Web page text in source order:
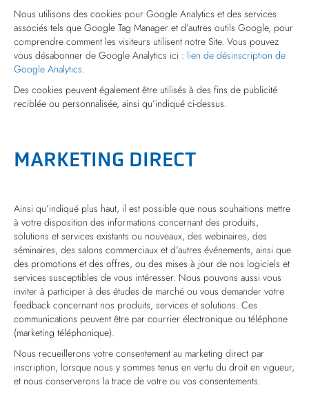
Nous utilisons des cookies pour Google Analytics et des services
associés tels que Google Tag Manager et d’autres outils Google, pour
comprendre comment les visiteurs utilisent notre Site. Vous pouvez
vous désabonner de Google Analytics ici : lien de désinscription de
Google Analytics.
Des cookies peuvent également être utilisés à des fins de publicité
reciblée ou personnalisée, ainsi qu’indiqué ci-dessus.
MARKETING DIRECT
Ainsi qu’indiqué plus haut, il est possible que nous souhaitions mettre
à votre disposition des informations concernant des produits,
solutions et services existants ou nouveaux, des webinaires, des
séminaires, des salons commerciaux et d’autres événements, ainsi que
des promotions et des offres, ou des mises à jour de nos logiciels et
services susceptibles de vous intéresser. Nous pouvons aussi vous
inviter à participer à des études de marché ou vous demander votre
feedback concernant nos produits, services et solutions. Ces
communications peuvent être par courrier électronique ou téléphone
(marketing téléphonique).
Nous recueillerons votre consentement au marketing direct par
inscription, lorsque nous y sommes tenus en vertu du droit en vigueur,
et nous conserverons la trace de votre ou vos consentements.